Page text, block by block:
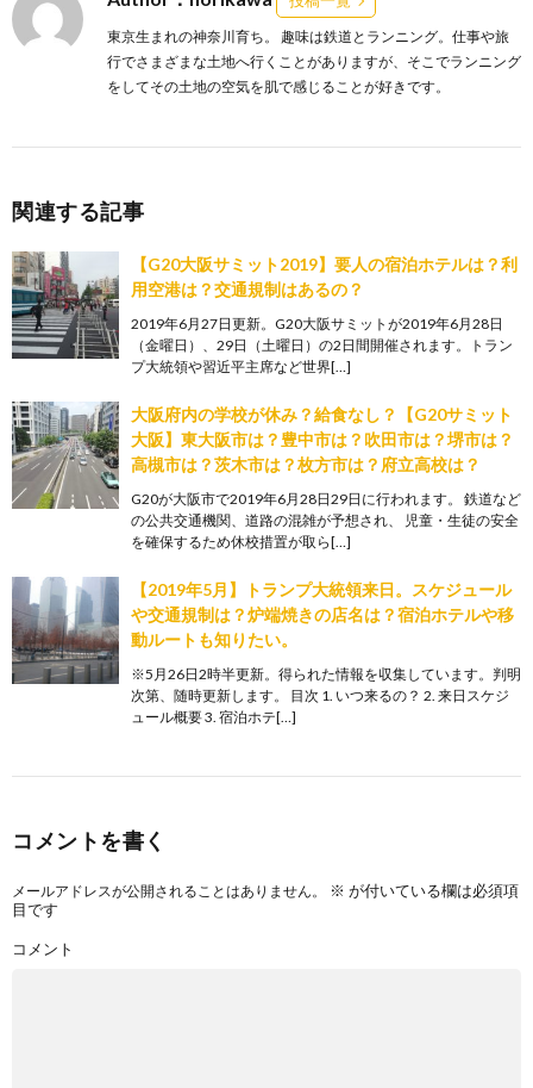
東京生まれの神奈川育ち。 趣味は鉄道とランニング。仕事や旅
行でさまざまな土地へ行くことがありますが、そこでランニング
をしてその土地の空気を肌で感じることが好きです。
関連する記事
【G20大阪サミット2019】要人の宿泊ホテルは？利
用空港は？交通規制はあるの？
2019年6月27日更新。G20大阪サミットが2019年6月28日
（金曜日）、29日（土曜日）の2日間開催されます。トラン
プ大統領や習近平主席など世界[…]
大阪府内の学校が休み？給食なし？【G20サミット
大阪】東大阪市は？豊中市は？吹田市は？堺市は？
高槻市は？茨木市は？枚方市は？府立高校は？
G20が大阪市で2019年6月28日29日に行われます。 鉄道など
の公共交通機関、道路の混雑が予想され、 児童・生徒の安全
を確保するため休校措置が取ら[…]
【2019年5月】トランプ大統領来日。スケジュール
や交通規制は？炉端焼きの店名は？宿泊ホテルや移
動ルートも知りたい。
※5月26日2時半更新。得られた情報を収集しています。判明
次第、随時更新します。 目次 1. いつ来るの？ 2. 来日スケジ
ュール概要 3. 宿泊ホテ[…]
コメントを書く
メールアドレスが公開されることはありません。 ※ が付いている欄は必須項
目です
コメント